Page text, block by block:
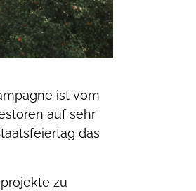
ist vom
auf sehr
das
zu